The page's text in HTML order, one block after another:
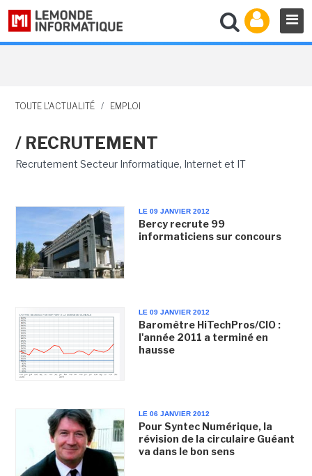
TOUTE L'ACTUALITÉ / EMPLOI
/ RECRUTEMENT
Recrutement Secteur Informatique, Internet et IT
LE 09 JANVIER 2012
Bercy recrute 99
informaticiens sur concours
LE 09 JANVIER 2012
Baromètre HiTechPros/CIO :
l'année 2011 a terminé en
hausse
LE 06 JANVIER 2012
Pour Syntec Numérique, la
révision de la circulaire Guéant
va dans le bon sens